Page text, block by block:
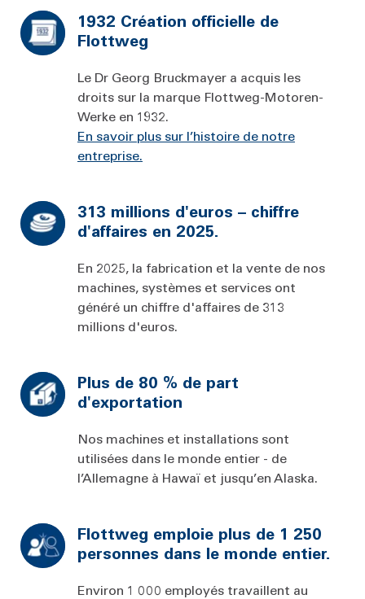
1932 Création officielle de
Flottweg
Le Dr Georg Bruckmayer a acquis les
droits sur la marque Flottweg-Motoren-
Werke en 1932.
En savoir plus sur l’histoire de notre
entreprise.
313 millions d'euros – chiffre
d'affaires en 2025.
En 2025, la fabrication et la vente de nos
machines, systèmes et services ont
généré un chiffre d'affaires de 313
millions d'euros.
Plus de 80 % de part
d'exportation
Nos machines et installations sont
utilisées dans le monde entier - de
l’Allemagne à Hawaï et jusqu’en Alaska.
Flottweg emploie plus de 1 250
personnes dans le monde entier.
Environ 1 000 employés travaillent au